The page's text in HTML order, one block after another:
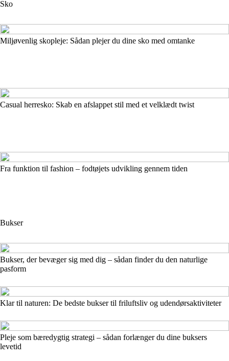
Sko
Miljøvenlig skopleje: Sådan plejer du dine sko med omtanke
Casual herresko: Skab en afslappet stil med et velklædt twist
Fra funktion til fashion – fodtøjets udvikling gennem tiden
Bukser
Bukser, der bevæger sig med dig – sådan finder du den naturlige
pasform
Klar til naturen: De bedste bukser til friluftsliv og udendørsaktiviteter
Pleje som bæredygtig strategi – sådan forlænger du dine buksers
levetid